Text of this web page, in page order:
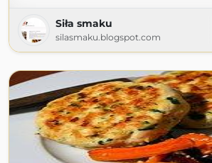
Siła smaku
silasmaku.blogspot.com